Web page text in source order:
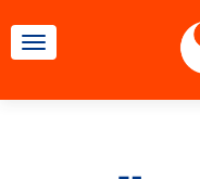
CAMBIAR